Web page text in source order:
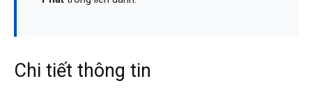
Chi tiết thông tin